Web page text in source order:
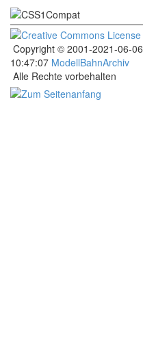
Copyright © 2001-2021-06-06
10:47:07 ModellBahnArchiv
Alle Rechte vorbehalten